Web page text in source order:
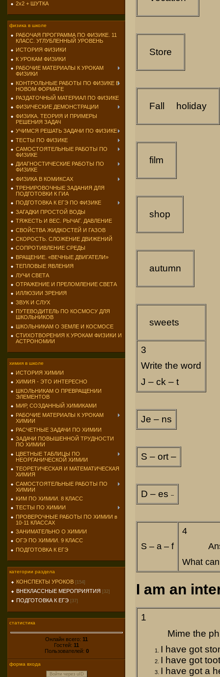
2х2 + ШУТКА
физика в школе
РАБОЧАЯ ПРОГРАММА ПО ФИЗИКЕ. 11
КЛАСС. УГЛУБЛЕННЫЙ УРОВЕНЬ
ИСТОРИЯ ФИЗИКИ
К УРОКАМ ФИЗИКИ
РАБОЧИЕ МАТЕРИАЛЫ К УРОКАМ
ФИЗИКИ
КОНТРОЛЬНЫЕ РАБОТЫ ПО ФИЗИКЕ В
НОВОМ ФОРМАТЕ
РАЗДАТОЧНЫЙ МАТЕРИАЛ ПО ФИЗИКЕ
ФИЗИЧЕСКИЕ ДЕМОНСТРАЦИИ
ФИЗИКА. ТЕОРИЯ И ПРИМЕРЫ
РЕШЕНИЯ ЗАДАЧ
УЧИМСЯ РЕШАТЬ ЗАДАЧИ ПО ФИЗИКЕ
ТЕСТЫ ПО ФИЗИКЕ
САМОСТОЯТЕЛЬНЫЕ РАБОТЫ ПО
ФИЗИКЕ
ДИАГНОСТИЧЕСКИЕ РАБОТЫ ПО
ФИЗИКЕ
ФИЗИКА В КОМИКСАХ
ТРЕНИРОВОЧНЫЕ ЗАДАНИЯ ДЛЯ
ПОДГОТОВКИ К ГИА
ПОДГОТОВКА К ЕГЭ ПО ФИЗИКЕ
ЗАГАДКИ ПРОСТОЙ ВОДЫ
ТЯЖЕСТЬ И ВЕС. РЫЧАГ. ДАВЛЕНИЕ
СВОЙСТВА ЖИДКОСТЕЙ И ГАЗОВ
СКОРОСТЬ. СЛОЖЕНИЕ ДВИЖЕНИЙ
СОПРОТИВЛЕНИЕ СРЕДЫ
ВРАЩЕНИЕ. «ВЕЧНЫЕ ДВИГАТЕЛИ»
ТЕПЛОВЫЕ ЯВЛЕНИЯ
ЛУЧИ СВЕТА
ОТРАЖЕНИЕ И ПРЕЛОМЛЕНИЕ СВЕТА
ИЛЛЮЗИИ ЗРЕНИЯ
ЗВУК И СЛУХ
ПУТЕВОДИТЕЛЬ ПО КОСМОСУ ДЛЯ
ШКОЛЬНИКОВ
ШКОЛЬНИКАМ О ЗЕМЛЕ И КОСМОСЕ
СТИХОТВОРЕНИЯ К УРОКАМ ФИЗИКИ И
АСТРОНОМИИ
химия в школе
ИСТОРИЯ ХИМИИ
ХИМИЯ - ЭТО ИНТЕРЕСНО
ШКОЛЬНИКАМ О ПРЕВРАЩЕНИИ
ЭЛЕМЕНТОВ
МИР, СОЗДАННЫЙ ХИМИКАМИ
РАБОЧИЕ МАТЕРИАЛЫ К УРОКАМ
ХИМИИ
РАСЧЕТНЫЕ ЗАДАЧИ ПО ХИМИИ
ЗАДАЧИ ПОВЫШЕННОЙ ТРУДНОСТИ
ПО ХИМИИ
ЦВЕТНЫЕ ТАБЛИЦЫ ПО
НЕОРГАНИЧЕСКОЙ ХИМИИ
ТЕОРЕТИЧЕСКАЯ И МАТЕМАТИЧЕСКАЯ
ХИМИЯ
САМОСТОЯТЕЛЬНЫЕ РАБОТЫ ПО
ХИМИИ
КИМ ПО ХИМИИ. 8 КЛАСС
ТЕСТЫ ПО ХИМИИ
ПРОВЕРОЧНЫЕ РАБОТЫ ПО ХИМИИ в
10-11 КЛАССАХ
ЗАНИМАТЕЛЬНО О ХИМИИ
ОГЭ ПО ХИМИИ. 9 КЛАСС
ПОДГОТОВКА К ЕГЭ
категории раздела
КОНСПЕКТЫ УРОКОВ [154]
ВНЕКЛАССНЫЕ МЕРОПРИЯТИЯ [32]
ПОДГОТОВКА К ЕГЭ [37]
статистика
Онлайн всего: 11
Гостей: 11
Пользователей: 0
форма входа
Войти через uID
Store
Fall holiday
film
shop
autumn
sweets
3
Write the word
J – ck – t
Je – ns
S – ort –
D – es –
S – a – f
4
What
I am an
1
Mime the
I have got
I have got
I have got a